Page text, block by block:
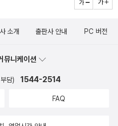
소개 출판사 안내 PC 버전
뮤니케이션
담) 1544-2514
FAQ